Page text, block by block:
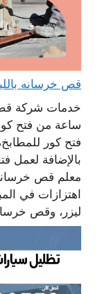
قص خرسانه بالليزر الكويت
ساعة من فتح
فتح كور
بالإضافة لعمل
معلم قص
اهتزازات في
ليزر، وقص